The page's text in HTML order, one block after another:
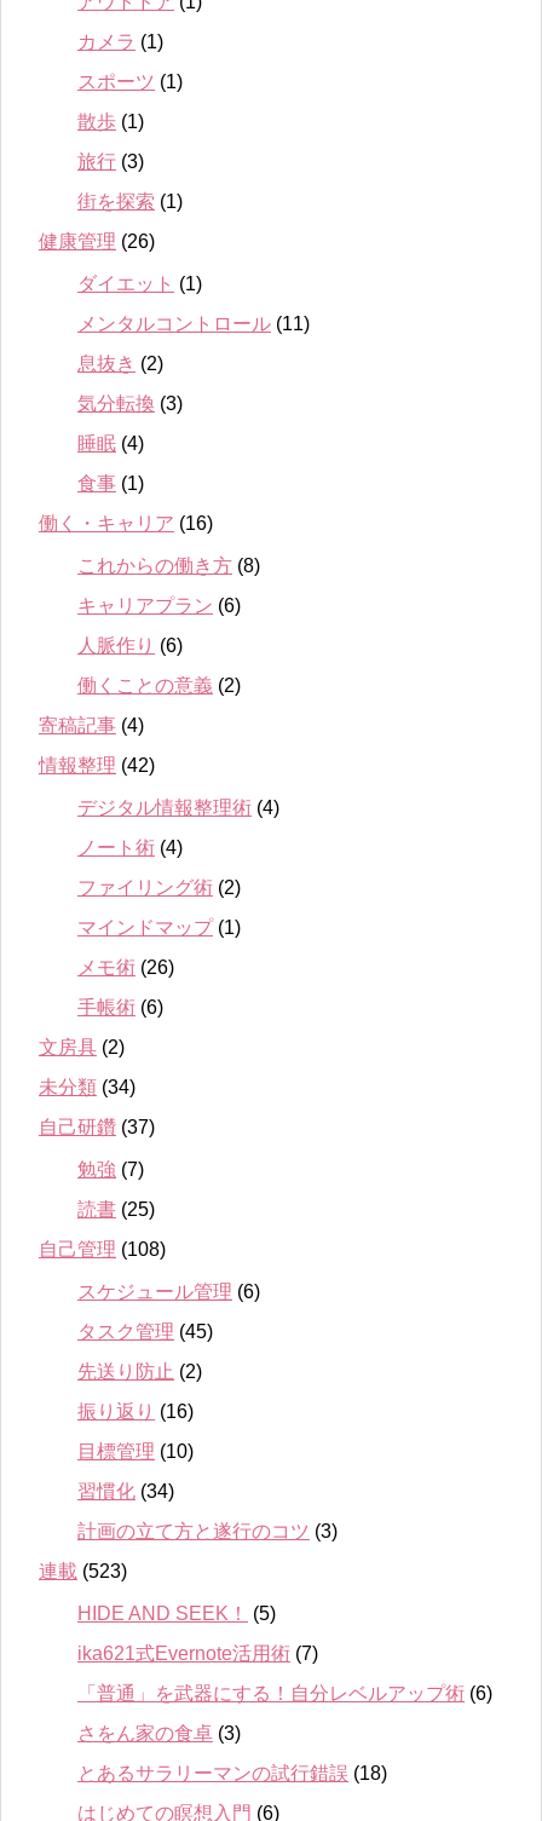
カメラ (1)
スポーツ (1)
散歩 (1)
旅行 (3)
街を探索 (1)
健康管理 (26)
ダイエット (1)
メンタルコントロール (11)
息抜き (2)
気分転換 (3)
睡眠 (4)
食事 (1)
働く・キャリア (16)
これからの働き方 (8)
キャリアプラン (6)
人脈作り (6)
働くことの意義 (2)
寄稿記事 (4)
情報整理 (42)
デジタル情報整理術 (4)
ノート術 (4)
ファイリング術 (2)
マインドマップ(1)
メモ術 (26)
手帳術 (6)
文房具 (2)
未分類 (34)
自己研鑽 (37)
勉強 (7)
読書 (25)
自己管理 (108)
スケジュール管理 (6)
タスク管理 (45)
先送り防止 (2)
振り返り (16)
目標管理 (10)
習慣化 (34)
計画の立て方と遂行のコツ (3)
連載 (523)
HIDE AND SEEK！
(5)
ika621式Evernote活用術 (7)
「普通」を武器にする！自分レベルアップ術 (6)
さをん家の食卓 (3)
とあるサラリーマンの試行錯誤 (18)
はじめての瞑想入門 (6)